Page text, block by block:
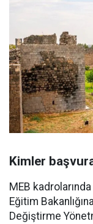
Kimler
MEB
Eğitim
Değiştirme